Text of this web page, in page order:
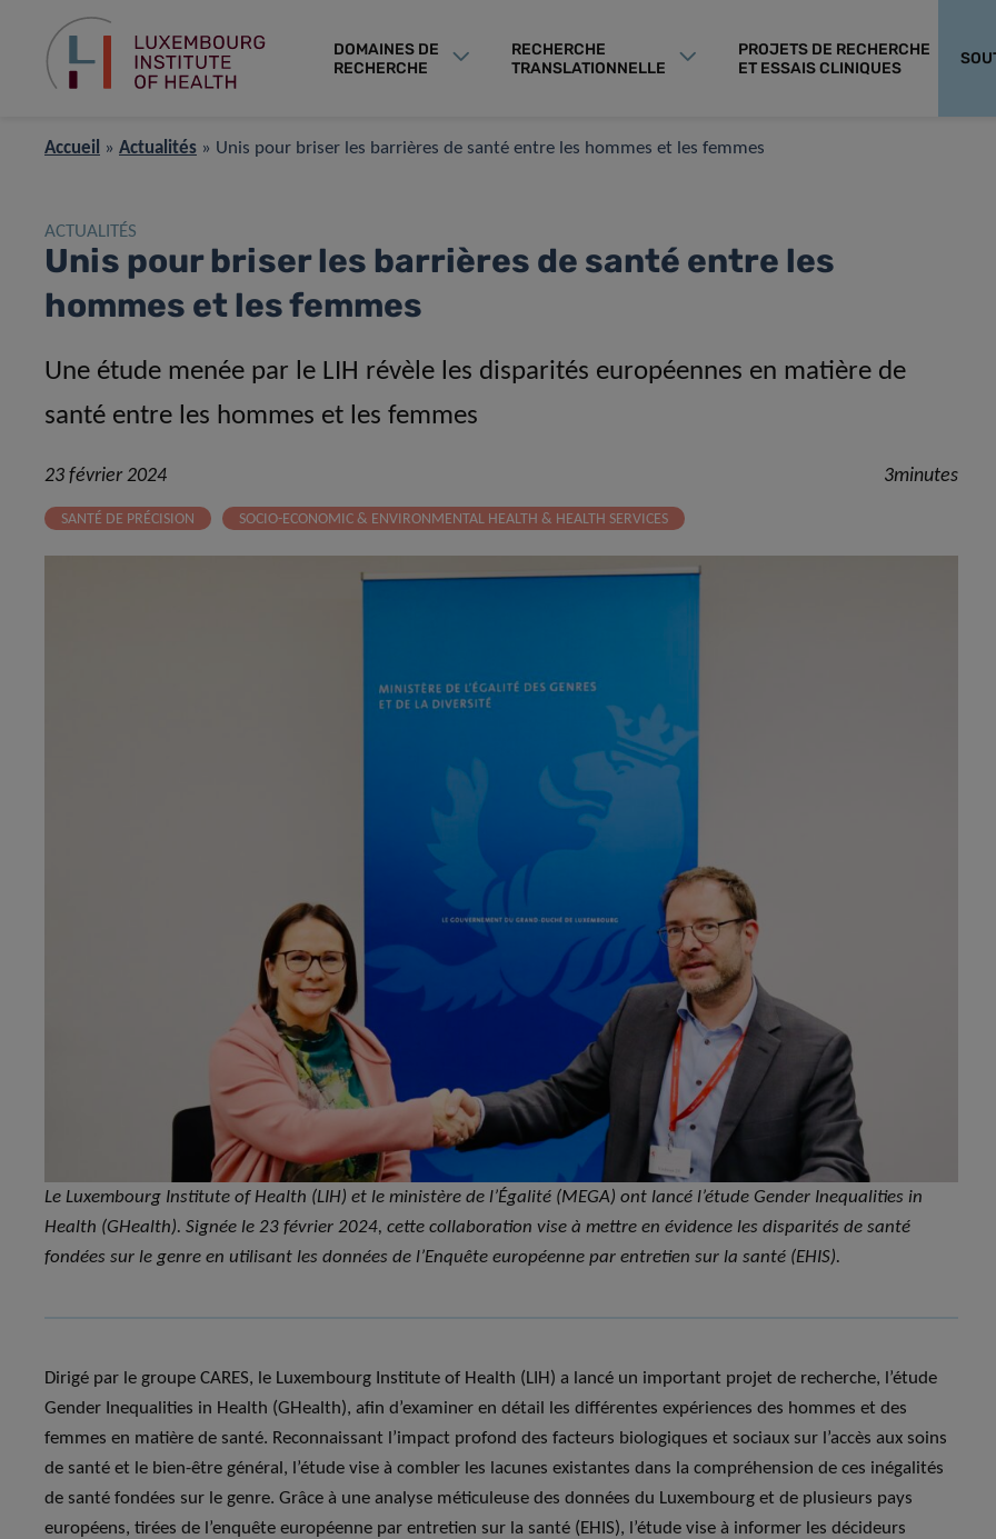
DOMAINES DE
RECHERCHE
RECHERCHE
TRANSLATIONNELLE
PROJETS DE RECHERCHE
ET ESSAIS CLINIQUES
Accueil » Actualités » Unis pour briser les barrières de santé entre les hommes et les femmes
ACTUALITÉS
Unis pour briser les barrières de santé entre les
hommes et les femmes
Une étude menée par le LIH révèle les disparités européennes en matière de
santé entre les hommes et les femmes
23 février 2024 3minutes
SANTÉ DE PRÉCISION SOCIO-ECONOMIC & ENVIRONMENTAL HEALTH & HEALTH SERVICES
Le Luxembourg Institute of Health (LIH) et le ministère de l’Égalité (MEGA) ont lancé l’étude Gender Inequalities in
Health (GHealth). Signée le 23 février 2024, cette collaboration vise à mettre en évidence les disparités de santé
fondées sur le genre en utilisant les données de l’Enquête européenne par entretien sur la santé (EHIS).
Dirigé par le groupe CARES, le Luxembourg Institute of Health (LIH) a lancé un important projet de recherche, l’étude
Gender Inequalities in Health (GHealth), afin d’examiner en détail les différentes expériences des hommes et des
femmes en matière de santé. Reconnaissant l’impact profond des facteurs biologiques et sociaux sur l’accès aux soins
de santé et le bien-être général, l’étude vise à combler les lacunes existantes dans la compréhension de ces inégalités
de santé fondées sur le genre. Grâce à une analyse méticuleuse des données du Luxembourg et de plusieurs pays
européens, tirées de l’enquête européenne par entretien sur la santé (EHIS), l’étude vise à informer les décideurs